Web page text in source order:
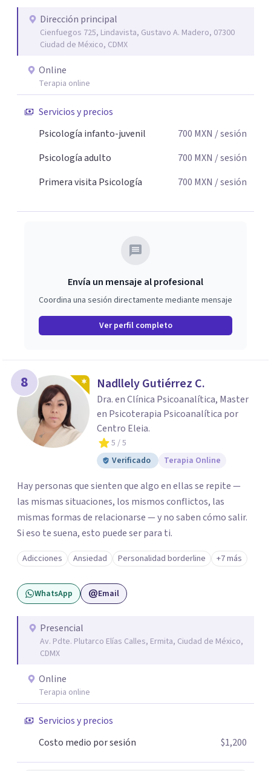
Dirección principal
Cienfuegos 725, Lindavista, Gustavo A. Madero, 07300
Ciudad de México, CDMX
Online
Terapia online
Servicios y precios
Psicología infanto-juvenil
700 MXN / sesión
Psicología adulto
700 MXN / sesión
Primera visita Psicología
700 MXN / sesión
Envía un mensaje al profesional
Coordina una sesión directamente mediante mensaje
Ver perfil completo
8 Nadllely Gutiérrez C.
Dra. en Clínica Psicoanalítica, Master
en Psicoterapia Psicoanalítica por
Centro Eleia.
5 / 5
Verificado
Terapia Online
Hay personas que sienten que algo en ellas se repite —
las mismas situaciones, los mismos conflictos, las
mismas formas de relacionarse — y no saben cómo salir.
Si eso te suena, esto puede ser para ti.
Adicciones Ansiedad Personalidad borderline +7 más
WhatsApp Email
Presencial
Av. Pdte. Plutarco Elías Calles, Ermita, Ciudad de México,
CDMX
Online
Terapia online
Servicios y precios
Costo medio por sesión
$1,200